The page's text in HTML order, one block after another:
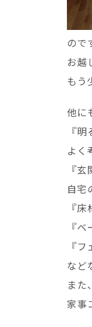
ので
お越
もう
他に
『
よく
『
自宅
『
『
『
など
また
家事